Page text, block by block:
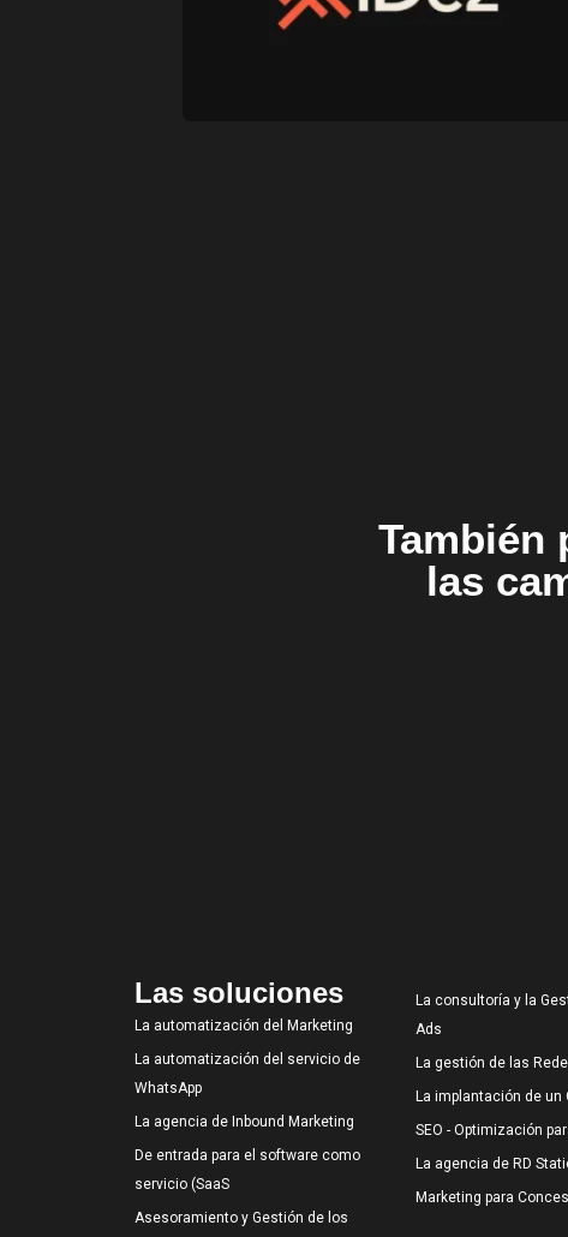
También
las
Las soluciones
La automatización del Marketing
La automatización del servicio de
WhatsApp
La agencia de Inbound Marketing
De entrada para el software como
servicio (SaaS
Asesoramiento y Gestión de los
La consultoría y la
Ads
La gestión de las
La implantación de un
SEO - Optimización
La agencia de RD
Marketing para